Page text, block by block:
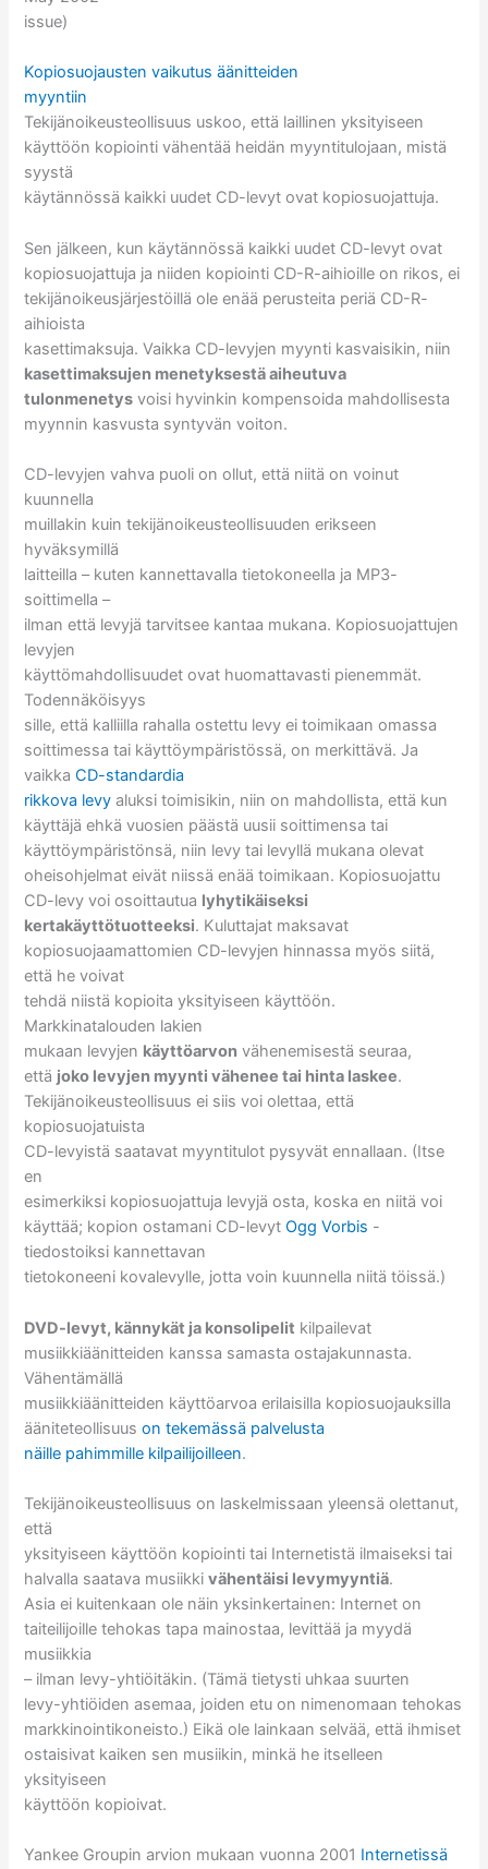
issue)
Kopiosuojausten vaikutus äänitteiden
myyntiin
Tekijänoikeusteollisuus uskoo, että laillinen yksityiseen
käyttöön kopiointi vähentää heidän myyntitulojaan, mistä
syystä
käytännössä kaikki uudet CD-levyt ovat kopiosuojattuja.
Sen jälkeen, kun käytännössä kaikki uudet CD-levyt ovat
kopiosuojattuja ja niiden kopiointi CD-R-aihioille on rikos, ei
tekijänoikeusjärjestöillä ole enää perusteita periä CD-R-
aihioista
kasettimaksuja. Vaikka CD-levyjen myynti kasvaisikin, niin
kasettimaksujen menetyksestä aiheutuva
tulonmenetys voisi hyvinkin kompensoida mahdollisesta
myynnin kasvusta syntyvän voiton.
CD-levyjen vahva puoli on ollut, että niitä on voinut
kuunnella
muillakin kuin tekijänoikeusteollisuuden erikseen
hyväksymillä
laitteilla – kuten kannettavalla tietokoneella ja MP3-
soittimella –
ilman että levyjä tarvitsee kantaa mukana. Kopiosuojattujen
levyjen
käyttömahdollisuudet ovat huomattavasti pienemmät.
Todennäköisyys
sille, että kalliilla rahalla ostettu levy ei toimikaan omassa
soittimessa tai käyttöympäristössä, on merkittävä. Ja
vaikkaCD-standardia
rikkova levy aluksi toimisikin, niin on mahdollista, että kun
käyttäjä ehkä vuosien päästä uusii soittimensa tai
käyttöympäristönsä, niin levy tai levyllä mukana olevat
oheisohjelmat eivät niissä enää toimikaan. Kopiosuojattu
CD-levy voi osoittautua lyhytikäiseksi
kertakäyttötuotteeksi. Kuluttajat maksavat
kopiosuojaamattomien CD-levyjen hinnassa myös siitä,
että he voivat
tehdä niistä kopioita yksityiseen käyttöön.
Markkinatalouden lakien
mukaan levyjen käyttöarvon vähenemisestä seuraa,
että joko levyjen myynti vähenee tai hinta laskee.
Tekijänoikeusteollisuus ei siis voi olettaa, että
kopiosuojatuista
CD-levyistä saatavat myyntitulot pysyvät ennallaan. (Itse
en
esimerkiksi kopiosuojattuja levyjä osta, koska en niitä voi
käyttää; kopion ostamani CD-levytOgg Vorbis -
tiedostoiksi kannettavan
tietokoneeni kovalevylle, jotta voin kuunnella niitä töissä.)
DVD-levyt, kännykät ja konsolipelit kilpailevat
musiikkiäänitteiden kanssa samasta ostajakunnasta.
Vähentämällä
musiikkiäänitteiden käyttöarvoa erilaisilla kopiosuojauksilla
ääniteteollisuuson tekemässä palvelusta
näille pahimmille kilpailijoilleen.
Tekijänoikeusteollisuus on laskelmissaan yleensä olettanut,
että
yksityiseen käyttöön kopiointi tai Internetistä ilmaiseksi tai
halvalla saatava musiikkivähentäisi levymyyntiä.
Asia ei kuitenkaan ole näin yksinkertainen: Internet on
taiteilijoille tehokas tapa mainostaa, levittää ja myydä
musiikkia
– ilman levy-yhtiöitäkin. (Tämä tietysti uhkaa suurten
levy-yhtiöiden asemaa, joiden etu on nimenomaan tehokas
markkinointikoneisto.) Eikä ole lainkaan selvää, että ihmiset
ostaisivat kaiken sen musiikin, minkä he itselleen
yksityiseen
käyttöön kopioivat.
Yankee Groupin arvion mukaan vuonna 2001 Internetissä